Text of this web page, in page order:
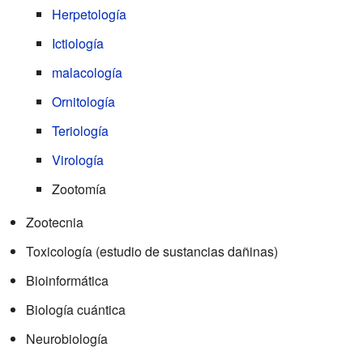
Herpetología
Ictiología
malacología
Ornitología
Teriología
Virología
Zootomía
Zootecnia
Toxicología (estudio de sustancias dañinas)
Bioinformática
Biología cuántica
Neurobiología